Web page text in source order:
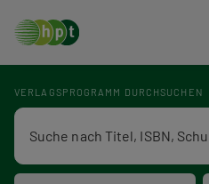
VERLAGSPROGRAMM DURCHSUCHEN
Verlagsprogramm Volltextsuche